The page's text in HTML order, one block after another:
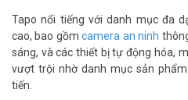
– Phát hiện và thông báo chuyển
và ánh sáng, Điều khiển từ xa
– Âm thanh hai chiều
– Điều khiển bằng giọng nói
Alexa)
Tapo nổi tiếng với danh mục đa
cao, bao gồmcamera an ninh
sáng, và các thiết bị tự động hóa,
vượt trội nhờ danh mục sản
tiến.